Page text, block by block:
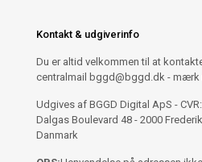
Kontakt & udgiverinfo
Du er altid velkommen til at
centralmail bggd@bggd.dk - mærk
Udgives af BGGD Digital ApS -
Dalgas Boulevard 48 - 2000
Danmark